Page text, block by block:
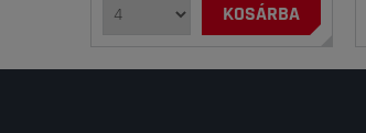
KOSÁRBA